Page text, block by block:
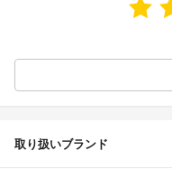
取り扱いブランド